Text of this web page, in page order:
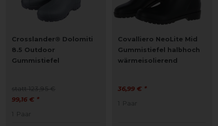
Crosslander® Dolomiti
8.5 Outdoor
Gummistiefel
statt 123,95 €
99,16 € *
1 Paar
Covalliero NeoLite Mid
Gummistiefel halbhoch
wärmeisolierend
36,99 € *
1 Paar